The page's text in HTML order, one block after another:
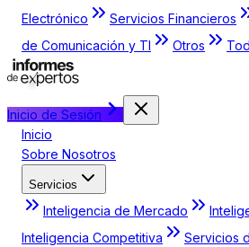
Electrónico
Servicios Financieros
de Comunicación y TI
Otros
Inicio de Sesión
Inicio
Sobre Nosotros
Servicios
Inteligencia de Mercado
Inteligencia Competitiva
Servicios